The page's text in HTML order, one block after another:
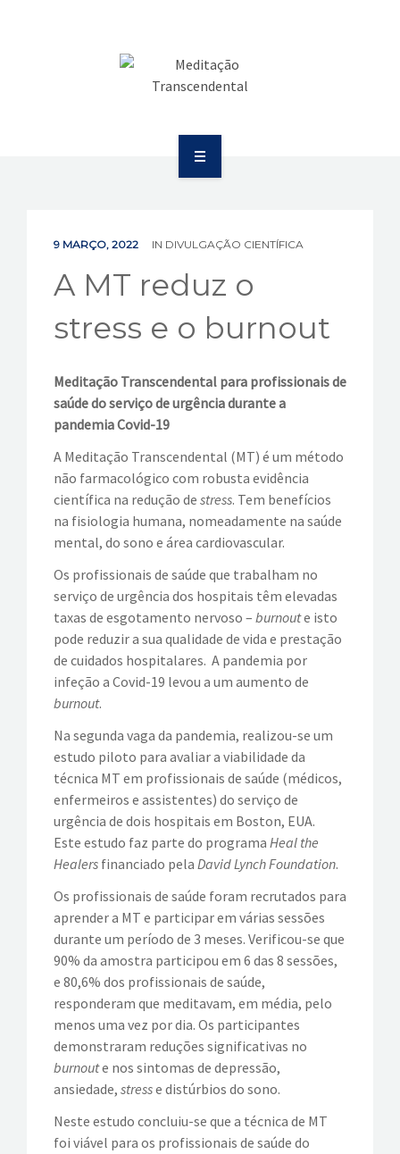
COMUNICAÇÃO
VÍDEOS
CONTATOS
BOLETIM
VÍDEOS
CONTATOS
9 MARÇO, 2022 IN DIVULGAÇÃO CIENTÍFICA
A MT reduz o
stress e o burnout
Meditação Transcendental para profissionais de
saúde do serviço de urgência durante a
pandemia Covid-19
A Meditação Transcendental (MT) é um método
não farmacológico com robusta evidência
científica na redução de stress. Tem benefícios
na fisiologia humana, nomeadamente na saúde
mental, do sono e área cardiovascular.
Os profissionais de saúde que trabalham no
serviço de urgência dos hospitais têm elevadas
taxas de esgotamento nervoso – burnoute isto
pode reduzir a sua qualidade de vida e prestação
de cuidados hospitalares. A pandemia por
infeção a Covid-19 levou a um aumento de
burnout.
Na segunda vaga da pandemia, realizou-se um
estudo piloto para avaliar a viabilidade da
técnica MT em profissionais de saúde (médicos,
enfermeiros e assistentes) do serviço de
urgência de dois hospitais em Boston, EUA.
Este estudo faz parte do programa Heal the
Healers financiado pela David Lynch Foundation.
Os profissionais de saúde foram recrutados para
aprender a MT e participar em várias sessões
durante um período de 3 meses. Verificou-se que
90% da amostra participou em 6 das 8 sessões,
e 80,6% dos profissionais de saúde,
responderam que meditavam, em média, pelo
menos uma vez por dia. Os participantes
demonstraram reduções significativas no
burnoute nos sintomas de depressão,
ansiedade, stresse distúrbios do sono.
Neste estudo concluiu-se que a técnica de MT
foi viável para os profissionais de saúde do